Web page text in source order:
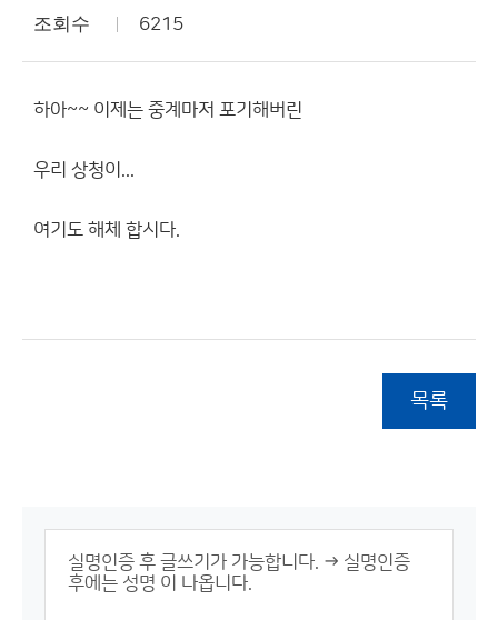
조회수 6215
하아~~ 이제는 중계마저 포기해버린
우리 상청이...
여기도 해체 합시다.
목록